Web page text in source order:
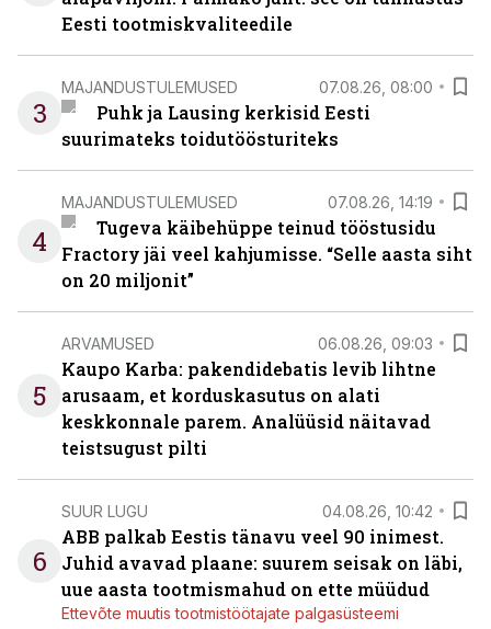
Eesti tootmiskvaliteedile
3
MAJANDUSTULEMUSED 07.08.26, 08:00
Puhk ja Lausing kerkisid Eesti
suurimateks toidutöösturiteks
4
MAJANDUSTULEMUSED 07.08.26, 14:19
Tugeva käibehüppe teinud tööstusidu
Fractory jäi veel kahjumisse. “Selle aasta siht
on 20 miljonit”
5
ARVAMUSED 06.08.26, 09:03
Kaupo Karba: pakendidebatis levib lihtne
arusaam, et korduskasutus on alati
keskkonnale parem. Analüüsid näitavad
teistsugust pilti
6
SUUR LUGU 04.08.26, 10:42
ABB palkab Eestis tänavu veel 90 inimest.
Juhid avavad plaane: suurem seisak on läbi,
uue aasta tootmismahud on ette müüdud
Ettevõte muutis tootmistöötajate palgasüsteemi